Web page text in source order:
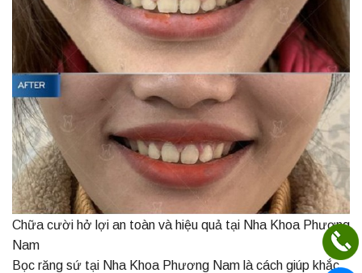
Chữa cười hở lợi an toàn và hiệu quả tại Nha Khoa Phương
Nam
Bọc răng sứ tại Nha Khoa Phương Nam là cách giúp khắc